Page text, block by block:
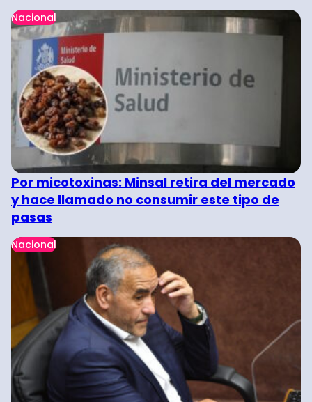
Nacional
Por micotoxinas: Minsal retira del mercado
y hace llamado no consumir este tipo de
pasas
Nacional